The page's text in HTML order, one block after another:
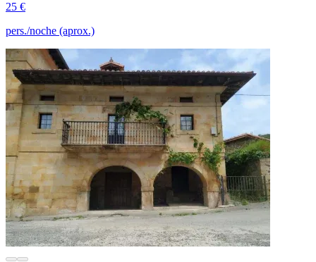
25 €
pers./noche (aprox.)